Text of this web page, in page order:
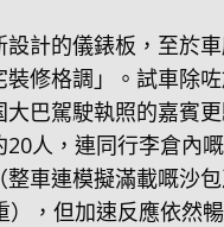
計的儀錶板，至於
修格調」。試車除
大巴駕駛執照的嘉賓
人，連同行李倉內
車連模擬滿載嘅沙
，但加速反應依然